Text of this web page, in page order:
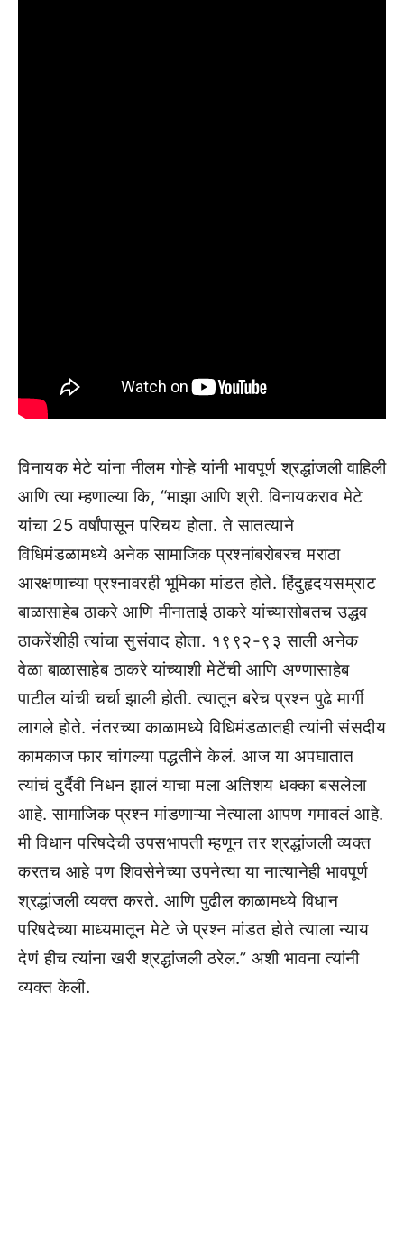
विनायक मेटे यांना नीलम गोऱ्हे यांनी भावपूर्ण श्रद्धांजली वाहिली
आणि त्या म्हणाल्या कि, “माझा आणि श्री. विनायकराव मेटे
यांचा 25 वर्षांपासून परिचय होता. ते सातत्याने
विधिमंडळामध्ये अनेक सामाजिक प्रश्नांबरोबरच मराठा
आरक्षणाच्या प्रश्नावरही भूमिका मांडत होते. हिंदुहृदयसम्राट
बाळासाहेब ठाकरे आणि मीनाताई ठाकरे यांच्यासोबतच उद्धव
ठाकरेंशीही त्यांचा सुसंवाद होता. १९९२-९३ साली अनेक
वेळा बाळासाहेब ठाकरे यांच्याशी मेटेंची आणि अण्णासाहेब
पाटील यांची चर्चा झाली होती. त्यातून बरेच प्रश्न पुढे मार्गी
लागले होते. नंतरच्या काळामध्ये विधिमंडळातही त्यांनी संसदीय
कामकाज फार चांगल्या पद्धतीने केलं. आज या अपघातात
त्यांचं दुर्दैवी निधन झालं याचा मला अतिशय धक्का बसलेला
आहे. सामाजिक प्रश्न मांडणाऱ्या नेत्याला आपण गमावलं आहे.
मी विधान परिषदेची उपसभापती म्हणून तर श्रद्धांजली व्यक्त
करतच आहे पण शिवसेनेच्या उपनेत्या या नात्यानेही भावपूर्ण
श्रद्धांजली व्यक्त करते. आणि पुढील काळामध्ये विधान
परिषदेच्या माध्यमातून मेटे जे प्रश्न मांडत होते त्याला न्याय
देणं हीच त्यांना खरी श्रद्धांजली ठरेल.” अशी भावना त्यांनी
व्यक्त केली.